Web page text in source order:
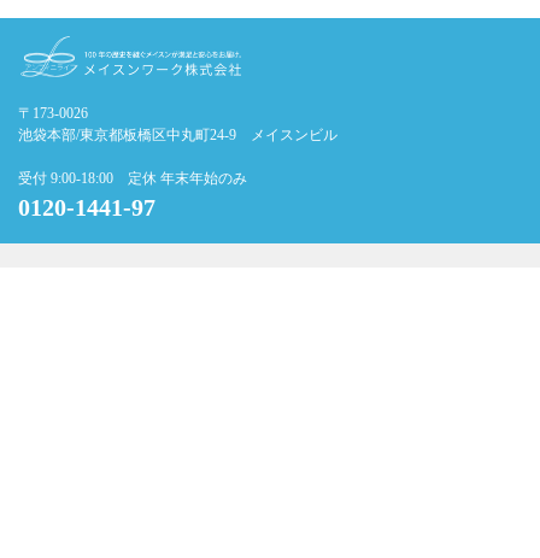
〒173-0026
池袋本部/東京都板橋区中丸町24-9 メイスンビル
受付 9:00-18:00 定休 年末年始のみ
0120-1441-97